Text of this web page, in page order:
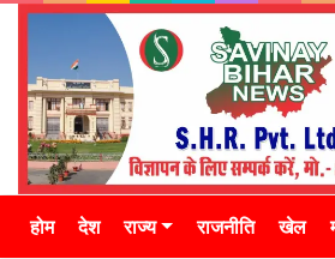
होम देश राज्य राजनीति खेल